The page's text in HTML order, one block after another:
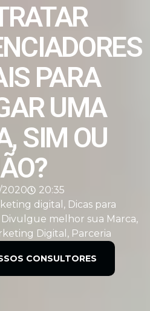
PARA
UMA
SIM OU
2020
20:35
digital , Dicas para
Divulgue melhor sua Marca,
Digital , Parceria
CONSULTORES